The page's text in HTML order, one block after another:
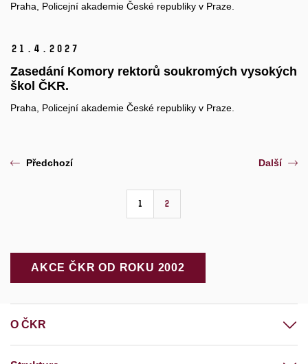
Praha, Policejní akademie České republiky v Praze.
21. 4. 2027
Zasedání Komory rektorů soukromých vysokých
škol ČKR.
Praha, Policejní akademie České republiky v Praze.
Předchozí
1 2
Další
AKCE ČKR OD ROKU 2002
O ČKR